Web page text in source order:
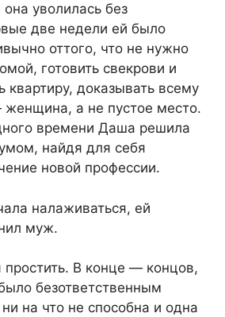
уволилась без
две недели ей было
оттого, что не нужно
готовить свекрови и
квартиру, доказывать всему
а не пустое место.
времени Даша решила
найдя для себя
новой профессии.
налаживаться, ей
муж.
В конце — концов,
безответственным
на что не способна и одна